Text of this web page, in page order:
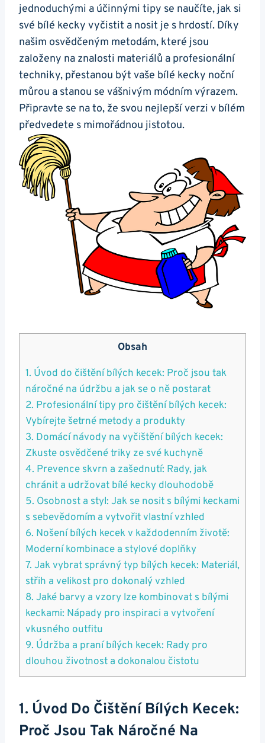
jednoduchými a účinnými tipy se naučíte, jak si
své bílé⁤ kecky ⁣vyčistit a ⁢nosit je s hrdostí. ⁤Díky
našim osvědčeným metodám, které jsou
založeny na znalosti materiálů a profesionální
techniky, přestanou⁤ být vaše bílé ​kecky noční
‍můrou a stanou ⁤se vášnivým módním ‍výrazem.
Připravte se‌ na to, že svou nejlepší verzi⁢ v bílém
předvedete s mimořádnou jistotou.
Obsah
1.‌ Úvod⁢ do ‍čištění bílých kecek: Proč ‍jsou ⁣tak
náročné na údržbu a jak se o ně postarat
2. Profesionální tipy pro čištění bílých kecek:
⁣Vybírejte šetrné​ metody a produkty
3. Domácí návody na vyčištění bílých kecek:
Zkuste osvědčené triky ze své kuchyně
4. Prevence skvrn a zašednutí: Rady, jak
chránit a udržovat⁣ bílé ⁣kecky‍ dlouhodobě
5. ⁢Osobnost a styl: Jak se nosit s bílými keckami
‍s sebevědomím a vytvořit vlastní vzhled
6. Nošení⁢ bílých ‌kecek v každodenním životě:
Moderní kombinace​ a stylové doplňky
7. Jak vybrat správný ‍typ bílých kecek: Materiál,
střih a velikost pro dokonalý vzhled
8. ⁢Jaké barvy a vzory‌ lze kombinovat ​s bílými
keckami: Nápady pro inspiraci a vytvoření
vkusného ⁣outfitu
9. Údržba a praní bílých kecek: Rady pro
dlouhou životnost a dokonalou čistotu
1.‌ Úvod⁢ Do ‍čištění Bílých Kecek:
Proč ‍jsou ⁣tak Náročné Na